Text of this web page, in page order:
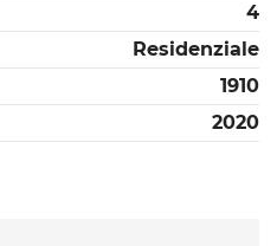
4
Residenziale
1910
2020